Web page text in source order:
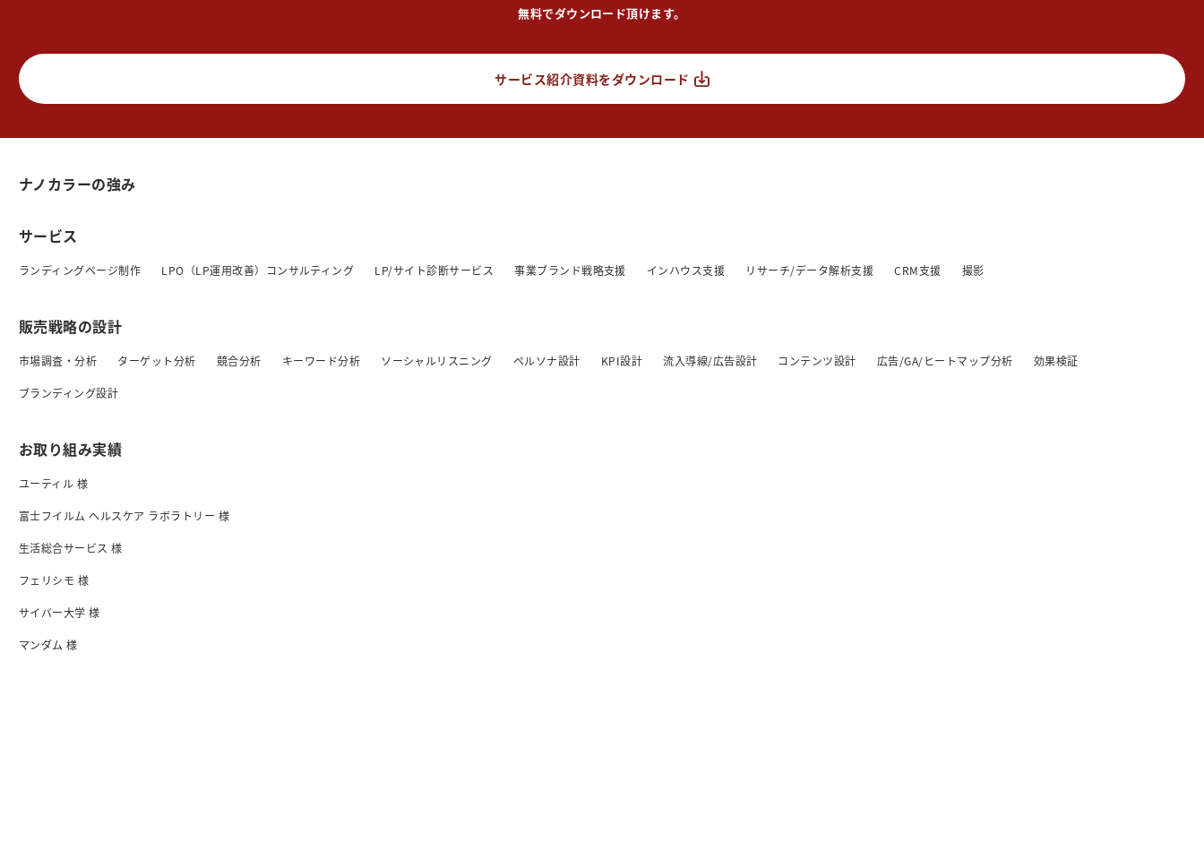
無料でダウンロード頂けます。
サービス紹介資料をダウンロード
ナノカラーの強み
サービス
ランディングページ制作 LPO（LP運用改善）コンサルティング LP/サイト診断サービス 事業ブランド戦略支援 インハウス支援 リサーチ/データ解析支援 CRM支援 撮影
販売戦略の設計
市場調査・分析 ターゲット分析 競合分析 キーワード分析 ソーシャルリスニング ペルソナ設計 KPI設計 流入導線/広告設計 コンテンツ設計 広告/GA/ヒートマップ分析 効果検証
ブランディング設計
お取り組み実績
ユーティル 様
富士フイルム ヘルスケア ラボラトリー 様
生活総合サービス 様
フェリシモ 様
サイバー大学 様
マンダム 様